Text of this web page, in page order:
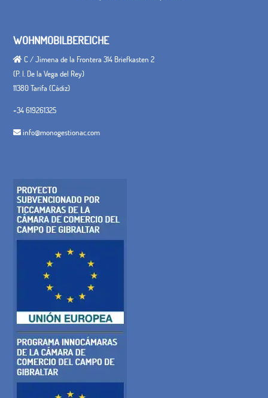
WOHNMOBILBEREICHE
C / Jimena de la Frontera 314 Briefkasten 2
(P. I. De la Vega del Rey)
11380 Tarifa (Cádiz)
+34 619261325
info@monogestionac.com